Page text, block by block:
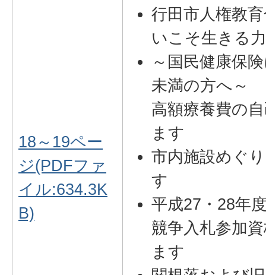
18～19ペー
ジ(PDFファ
イル:634.3K
B)
行田市人権教
いこそ生きる
～国民健康保
未満の方へ～
高額療養費の
ます
市内施設めぐ
す
平成27・28年
競争入札参加
ます